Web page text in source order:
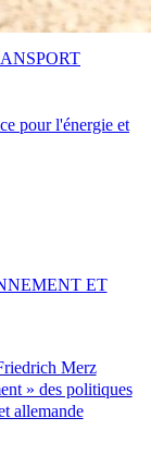
pour l'énergie et
Merz
» des politiques
allemande
ET